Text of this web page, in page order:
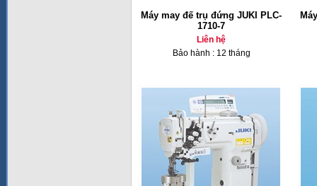
Máy may đế trụ đứng JUKI PLC-
1710-7
Liên hệ
Bảo hành : 12 tháng